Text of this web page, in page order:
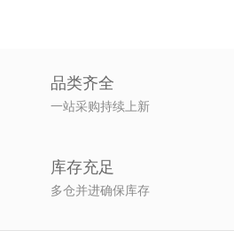
品类齐全
一站采购持续上新
库存充足
多仓并进确保库存